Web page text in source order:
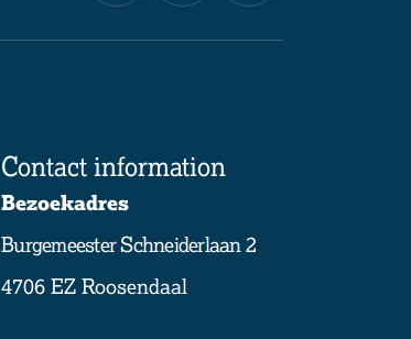
Contact information
Bezoekadres
Burgemeester Schneiderlaan 2
4706 EZ Roosendaal